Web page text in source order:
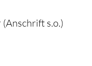
s.o.)